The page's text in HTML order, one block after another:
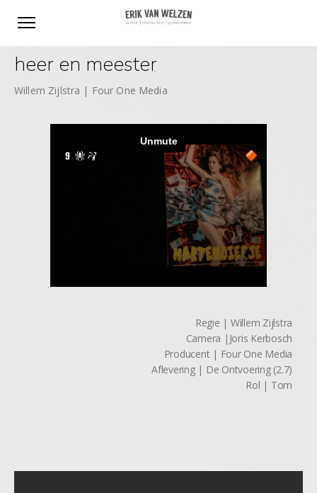
heer en meester
Willem Zijlstra | Four One Media
Regie | Willem Zijlstra
Camera |Joris Kerbosch
Producent | Four One Media
Aflevering | De Ontvoering (2.7)
Rol | Tom